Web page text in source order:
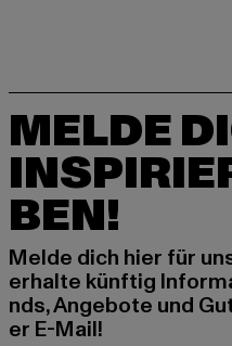
MELDE
BEN!
Melde dich hier für
erhalte künftig
nds, Angebote und
er E-Mail!